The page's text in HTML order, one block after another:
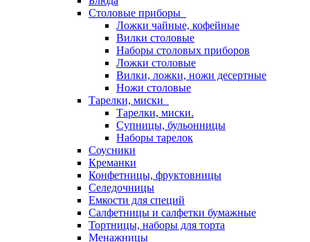
Столовые приборы
Ложки чайные, кофейные
Вилки столовые
Наборы столовых приборов
Ложки столовые
Вилки, ложки, ножи десертные
Ножи столовые
Тарелки, миски
Тарелки, миски.
Супницы, бульонницы
Наборы тарелок
Соусники
Креманки
Конфетницы, фруктовницы
Селедочницы
Емкости для специй
Салфетницы и салфетки бумажные
Тортницы, наборы для торта
Менажницы